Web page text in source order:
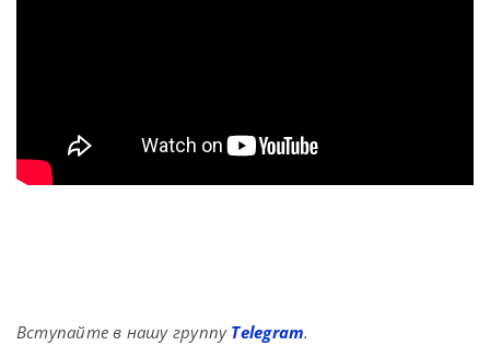
Вступайте в нашу группу Telegram.